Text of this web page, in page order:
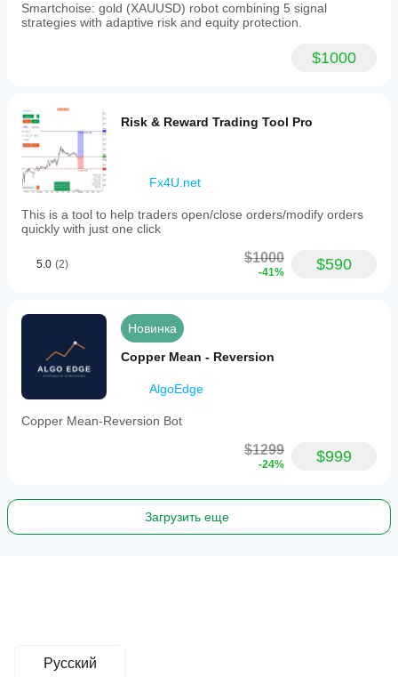
Smartchoise: gold (XAUUSD) robot combining 5 signal
strategies with adaptive risk and equity protection.
$1000
Risk & Reward Trading Tool Pro
Fx4U.net
This is a tool to help traders open/close orders/modify orders
quickly with just one click
5.0 (2) $1000
-41% $590
Новинка
Copper Mean - Reversion
AlgoEdge
Copper Mean-Reversion Bot
$1299
-24% $999
Загрузить еще
Русский